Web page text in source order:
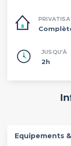
JUSQU'À
2h
Equipements